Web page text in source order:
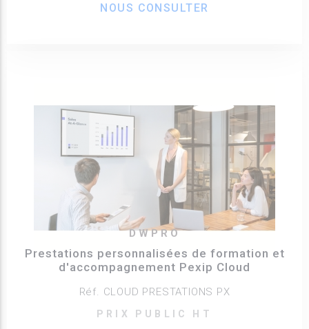
NOUS CONSULTER
DWPRO
Prestations personnalisées de formation et
d'accompagnement Pexip Cloud
Réf. CLOUD PRESTATIONS PX
PRIX PUBLIC HT